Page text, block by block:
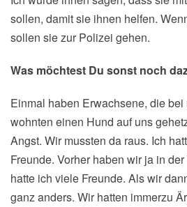
sollen, damit sie ihnen helfen.
sollen sie zur Polizei gehen.
Was möchtest Du sonst noch
Einmal haben Erwachsene, die
wohnten einen Hund auf uns
Angst. Wir mussten da raus. Ich
Freunde. Vorher haben wir ja in
hatte ich viele Freunde. Als wir
ganz anders. Wir hatten immerzu